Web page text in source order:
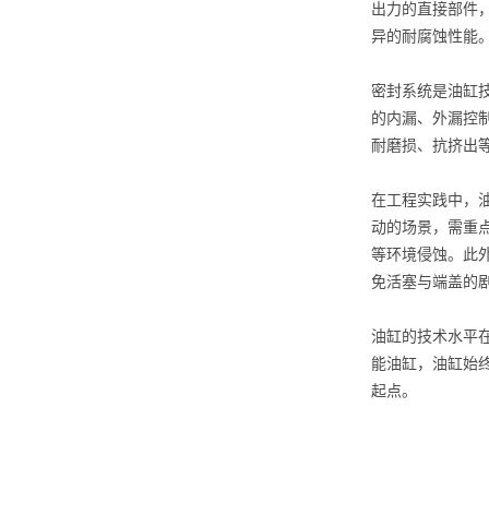
出力的直接部件
异的耐腐蚀性能
密封系统是油缸
的内漏、外漏控
耐磨损、抗挤出
在工程实践中，
动的场景，需重
等环境侵蚀。此
免活塞与端盖的
油缸的技术水平
能油缸，油缸始
起点。